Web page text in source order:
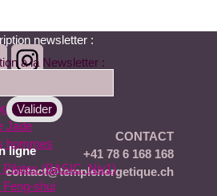
newsletter :
à la Newsletter :
Jade
hommes
CONTACT
+41 78 6 168 168
contact@templenergetique.ch
ligne
(BASIC, Niv1)
shui